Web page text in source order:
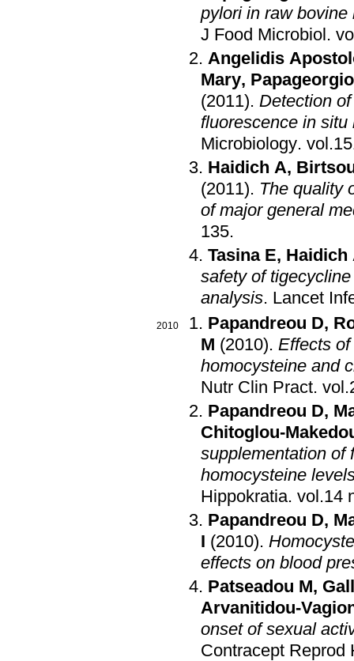
pylori in raw
J Food Microbiol .
Angelidis
Mary,
(2011). Detection
fluorescence in
Microbiology.
Haidich A,
(2011). The quality
of major general
135.
Tasina E, Haidich
safety of
analysis. Lancet
2010 Papandreou D,
M (2010). Effects
homocysteine and
Nutr Clin Pract.
Papandreou D,
Chitoglou-
supplementation of
homocysteine
Hippokratia.
Papandreou D,
I (2010).
effects on blood
Patseadou M,
Arvanitidou-
onset of sexual
Contracept Reprod